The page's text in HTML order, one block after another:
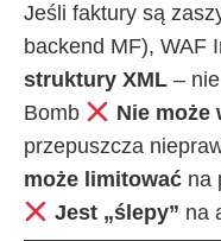
Jeśli faktury są
backend MF), WAF
struktury XML –
Bomb
Nie może
przepuszcza
może limitować na
Jest „ślepy” na